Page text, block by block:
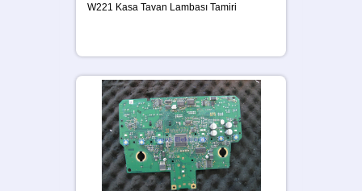
W221 Kasa Tavan Lambası Tamiri